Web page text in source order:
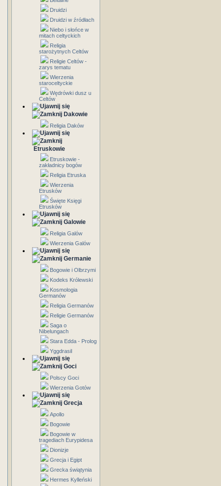
Druidzi
Druidzi w źródłach
Niebo i słońce w
mitach celtyckich
Religia
starożytnych Celtów
Religie Celtów -
zarys tematu
Wierzenia
staroceltyckie
Wędrówki dusz u
Celtów
Dakowie
Religia Daków
Etruskowie
Etruskowie -
zakładnicy bogów
Religia Etruska
Wierzenia
Etrusków
Święte Księgi
Etrusków
Galowie
Religia Galów
Wierzenia Galów
Germanie
Bogowie i Olbrzymi
Kodeks Królewski
Kosmologia
Germanów
Religia Germanów
Religie Germanów
Saga o
Nibelungach
Stara Edda - Prolog
Yggdrasil
Goci
Polscy Goci
Wierzenia Gotów
Grecja
Apollo
Bogowie
Bogowie w
tragediach Eurypidesa
Dionizje
Grecja i Egipt
Grecka świątynia
Hermes Kylleński